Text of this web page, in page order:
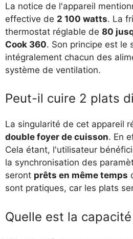
La notice de l'appareil
effective de 2 100 watts. La
thermostat réglable de 80
Cook 360. Son principe est le
intégralement chacun des
système de ventilation.
Peut-il cuire 2 plats
La singularité de cet appareil
double foyer de cuisson. En
Cela étant, l'utilisateur
la synchronisation des
seront prêts en même temps
sont pratiques, car les plats
Quelle est la